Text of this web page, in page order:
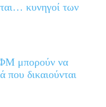
κυνηγοί των
μπορούν να
δικαιούνται